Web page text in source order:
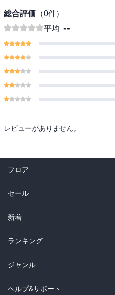
総合評価 （0件）
平均 --
レビューがありません。
フロア
総合
ラノベ
雑誌・グラビア
BL・TL
セール
総合
ラノベ
雑誌・グラビア
BL・TL
新着
総合
ラノベ
雑誌・グラビア
ランキング
総合
ラノベ
ジャンル
コミック
ヘルプ&サポート